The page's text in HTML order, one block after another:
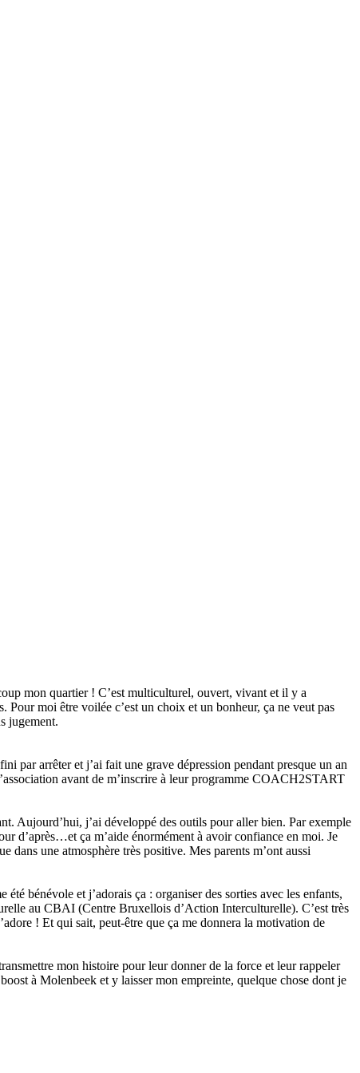
mon quartier ! C’est multiculturel, ouvert, vivant et il y a
moi être voilée c’est un choix et un bonheur, ça ne veut pas
jugement.
par arrêter et j’ai fait une grave dépression pendant presque un an
avant de m’inscrire à leur programme COACH2START
Aujourd’hui, j’ai développé des outils pour aller bien. Par exemple
d’après…et ça m’aide énormément à avoir confiance en moi. Je
une atmosphère très positive. Mes parents m’ont aussi
bénévole et j’adorais ça : organiser des sorties avec les enfants,
au CBAI (Centre Bruxellois d’Action Interculturelle). C’est très
! Et qui sait, peut-être que ça me donnera la motivation de
mon histoire pour leur donner de la force et leur rappeler
à Molenbeek et y laisser mon empreinte, quelque chose dont je